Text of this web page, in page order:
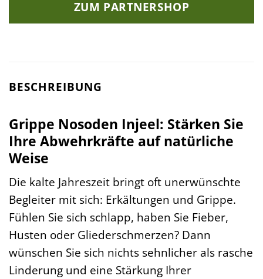
ZUM PARTNERSHOP
BESCHREIBUNG
Grippe Nosoden Injeel: Stärken Sie
Ihre Abwehrkräfte auf natürliche
Weise
Die kalte Jahreszeit bringt oft unerwünschte
Begleiter mit sich: Erkältungen und Grippe.
Fühlen Sie sich schlapp, haben Sie Fieber,
Husten oder Gliederschmerzen? Dann
wünschen Sie sich nichts sehnlicher als rasche
Linderung und eine Stärkung Ihrer